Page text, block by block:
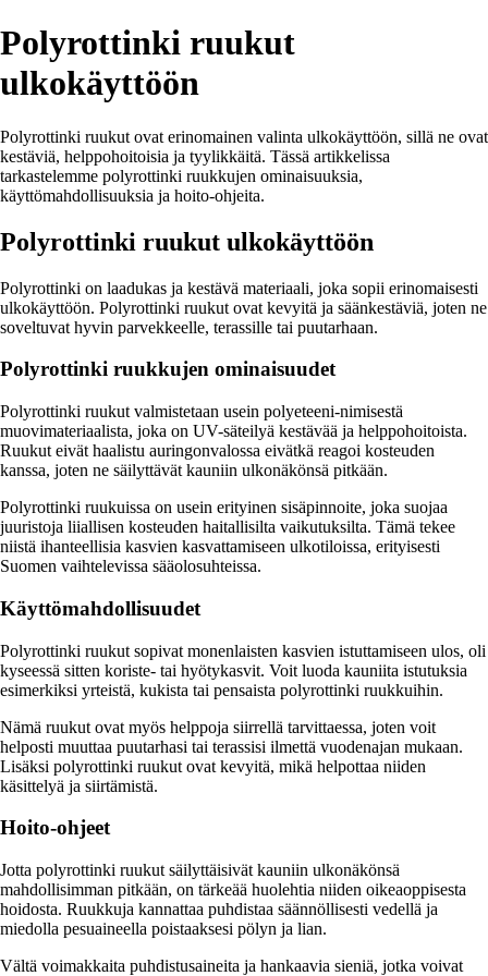
Polyrottinki ruukut
ulkokäyttöön
Polyrottinki ruukut ovat erinomainen valinta ulkokäyttöön, sillä ne ovat
kestäviä, helppohoitoisia ja tyylikkäitä. Tässä artikkelissa
tarkastelemme polyrottinki ruukkujen ominaisuuksia,
käyttömahdollisuuksia ja hoito-ohjeita.
Polyrottinki ruukut ulkokäyttöön
Polyrottinki on laadukas ja kestävä materiaali, joka sopii erinomaisesti
ulkokäyttöön. Polyrottinki ruukut ovat kevyitä ja säänkestäviä, joten ne
soveltuvat hyvin parvekkeelle, terassille tai puutarhaan.
Polyrottinki ruukkujen ominaisuudet
Polyrottinki ruukut valmistetaan usein polyeteeni-nimisestä
muovimateriaalista, joka on UV-säteilyä kestävää ja helppohoitoista.
Ruukut eivät haalistu auringonvalossa eivätkä reagoi kosteuden
kanssa, joten ne säilyttävät kauniin ulkonäkönsä pitkään.
Polyrottinki ruukuissa on usein erityinen sisäpinnoite, joka suojaa
juuristoja liiallisen kosteuden haitallisilta vaikutuksilta. Tämä tekee
niistä ihanteellisia kasvien kasvattamiseen ulkotiloissa, erityisesti
Suomen vaihtelevissa sääolosuhteissa.
Käyttömahdollisuudet
Polyrottinki ruukut sopivat monenlaisten kasvien istuttamiseen ulos, oli
kyseessä sitten koriste- tai hyötykasvit. Voit luoda kauniita istutuksia
esimerkiksi yrteistä, kukista tai pensaista polyrottinki ruukkuihin.
Nämä ruukut ovat myös helppoja siirrellä tarvittaessa, joten voit
helposti muuttaa puutarhasi tai terassisi ilmettä vuodenajan mukaan.
Lisäksi polyrottinki ruukut ovat kevyitä, mikä helpottaa niiden
käsittelyä ja siirtämistä.
Hoito-ohjeet
Jotta polyrottinki ruukut säilyttäisivät kauniin ulkonäkönsä
mahdollisimman pitkään, on tärkeää huolehtia niiden oikeaoppisesta
hoidosta. Ruukkuja kannattaa puhdistaa säännöllisesti vedellä ja
miedolla pesuaineella poistaaksesi pölyn ja lian.
Vältä voimakkaita puhdistusaineita ja hankaavia sieniä, jotka voivat